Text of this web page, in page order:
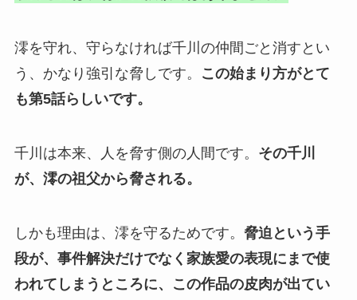
澪を守れ、守らなければ千川の仲間ごと消すとい
う、かなり強引な脅しです。
この始まり方がとて
も第5話らしいです。
千川は本来、人を脅す側の人間です。 その千川
が、澪の祖父から脅される。
しかも理由は、澪を守るためです。 脅迫という手
段が、事件解決だけでなく家族愛の表現にまで使
われてしまうところに、この作品の皮肉が出てい